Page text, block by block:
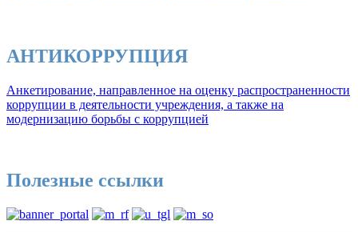
АНТИКОРРУПЦИЯ
Анкетирование, направленное на оценку распространенности
коррупции в деятельности учреждения, а также на
модернизацию борьбы с коррупцией
Полезные ссылки